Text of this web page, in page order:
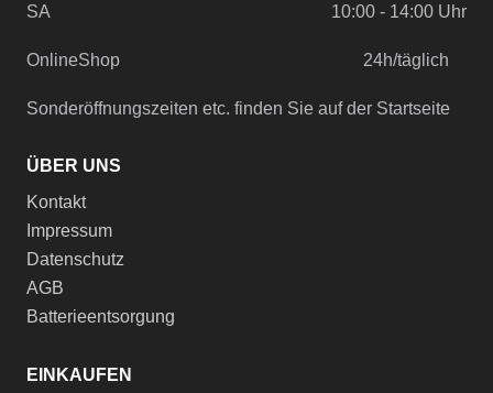
SA
10:00 - 14:00 Uhr
OnlineShop 24h/täglich
Sonderöffnungszeiten etc. finden Sie auf der Startseite
ÜBER UNS
Kontakt
Impressum
Datenschutz
AGB
Batterieentsorgung
EINKAUFEN